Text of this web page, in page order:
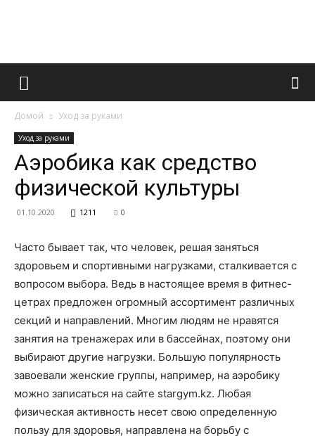
Французский
и
все
о
нем
Домой Уход за руками
Уход за руками
Аэробика как средство
физической культуры
01.10.2020 1211 0
Часто бывает так, что человек, решая заняться
здоровьем и спортивными нагрузками, сталкивается с
вопросом выбора. Ведь в настоящее время в фитнес-
цетрах предложен огромный ассортимент различных
секций и направлений. Многим людям не нравятся
занятия на тренажерах или в бассейнах, поэтому они
выбирают другие нагрузки. Большую популярность
завоевали женские группы, например, на аэробику
можно записаться на сайте stargym.kz. Любая
физическая активность несет свою определенную
пользу для здоровья, направлена на борьбу с